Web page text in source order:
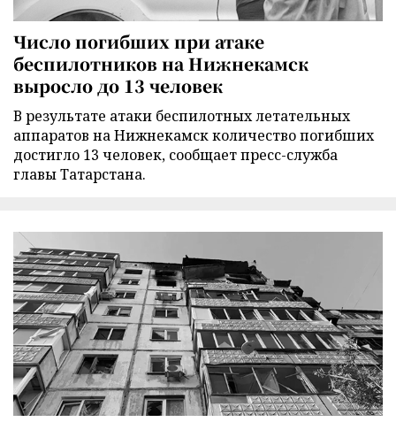
Число погибших при атаке
беспилотников на Нижнекамск
выросло до 13 человек
В результате атаки беспилотных летательных
аппаратов на Нижнекамск количество погибших
достигло 13 человек, сообщает пресс-служба
главы Татарстана.